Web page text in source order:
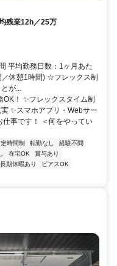
残業12h／25万
平均勤務日数：1ヶ月あた
休憩1時間) ☆フレックス制
が...
！ ✨フレックスタイム制
✨スマホアプリ・Webサー
仕事です！ ＜何をやってい
時間制 転勤なし
経験不問
在宅OK
賞与あり
長期休暇あり
ピアスOK